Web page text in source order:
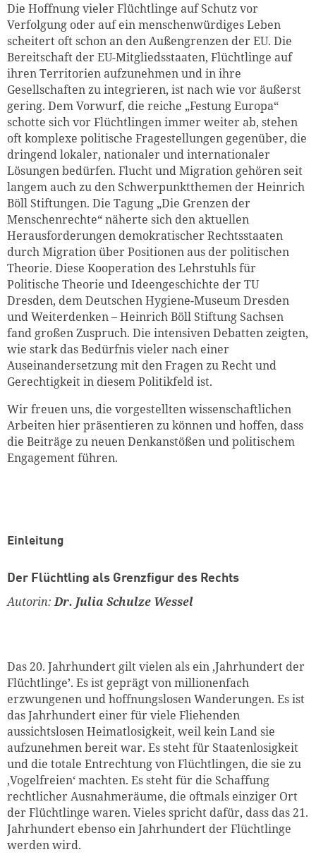
Die Hoffnung vieler Flüchtlinge auf Schutz vor
Verfolgung oder auf ein menschenwürdiges Leben
scheitert oft schon an den Außengrenzen der EU. Die
Bereitschaft der EU-Mitgliedsstaaten, Flüchtlinge auf
ihren Territorien aufzunehmen und in ihre
Gesellschaften zu integrieren, ist nach wie vor äußerst
gering. Dem Vorwurf, die reiche „Festung Europa“
schotte sich vor Flüchtlingen immer weiter ab, stehen
oft komplexe politische Fragestellungen gegenüber, die
dringend lokaler, nationaler und internationaler
Lösungen bedürfen. Flucht und Migration gehören seit
langem auch zu den Schwerpunktthemen der Heinrich
Böll Stiftungen. Die Tagung „Die Grenzen der
Menschenrechte“ näherte sich den aktuellen
Herausforderungen demokratischer Rechtsstaaten
durch Migration über Positionen aus der politischen
Theorie. Diese Kooperation des Lehrstuhls für
Politische Theorie und Ideengeschichte der TU
Dresden, dem Deutschen Hygiene-Museum Dresden
und Weiterdenken – Heinrich Böll Stiftung Sachsen
fand großen Zuspruch. Die intensiven Debatten zeigten,
wie stark das Bedürfnis vieler nach einer
Auseinandersetzung mit den Fragen zu Recht und
Gerechtigkeit in diesem Politikfeld ist.
Wir freuen uns, die vorgestellten wissenschaftlichen
Arbeiten hier präsentieren zu können und hoffen, dass
die Beiträge zu neuen Denkanstößen und politischem
Engagement führen.
Einleitung
Der Flüchtling als Grenzfigur des Rechts
Autorin:Dr. Julia Schulze Wessel
Das 20. Jahrhundert gilt vielen als ein ‚Jahrhundert der
Flüchtlinge’. Es ist geprägt von millionenfach
erzwungenen und hoffnungslosen Wanderungen. Es ist
das Jahrhundert einer für viele Fliehenden
aussichtslosen Heimatlosigkeit, weil kein Land sie
aufzunehmen bereit war. Es steht für Staatenlosigkeit
und die totale Entrechtung von Flüchtlingen, die sie zu
‚Vogelfreien‘ machten. Es steht für die Schaffung
rechtlicher Ausnahmeräume, die oftmals einziger Ort
der Flüchtlinge waren. Vieles spricht dafür, dass das 21.
Jahrhundert ebenso ein Jahrhundert der Flüchtlinge
werden wird.